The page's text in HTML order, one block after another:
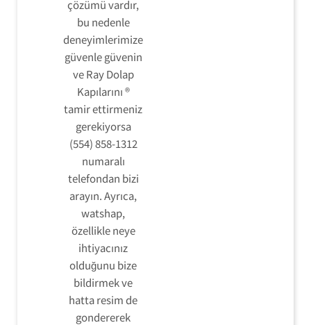
çözümü vardır,
bu nedenle
deneyimlerimize
güvenle güvenin
ve Ray Dolap
Kapılarını ®
tamir ettirmeniz
gerekiyorsa
(554) 858-1312
numaralı
telefondan bizi
arayın. Ayrıca,
watshap,
özellikle neye
ihtiyacınız
olduğunu bize
bildirmek ve
hatta resim de
gondererek